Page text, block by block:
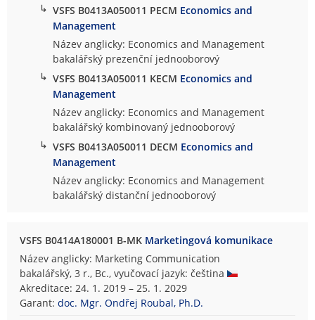
↳ VSFS B0413A050011 PECM Economics and
Management
Název anglicky: Economics and Management
bakalářský prezenční jednooborový
↳ VSFS B0413A050011 KECM Economics and
Management
Název anglicky: Economics and Management
bakalářský kombinovaný jednooborový
↳ VSFS B0413A050011 DECM Economics and
Management
Název anglicky: Economics and Management
bakalářský distanční jednooborový
VSFS B0414A180001 B-MK Marketingová komunikace
Název anglicky: Marketing Communication
bakalářský, 3 r., Bc., vyučovací jazyk: čeština
Akreditace: 24. 1. 2019 – 25. 1. 2029
Garant:doc. Mgr. Ondřej Roubal, Ph.D.